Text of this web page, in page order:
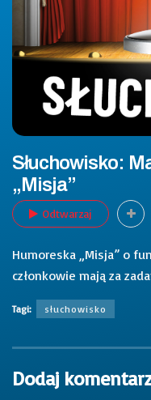
Słuchowisko:
„Misja”
Odtwarzaj
Humoreska „Misja” o
członkowie mają za
Tagi: słuchowisko
Dodaj komentarz